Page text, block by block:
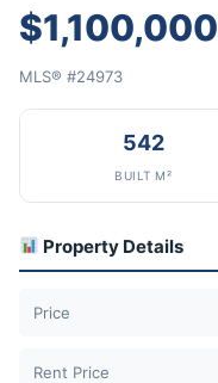
$1,100,000
MLS® #24973
542
BUILT M²
Property Details
Price
Rent Price